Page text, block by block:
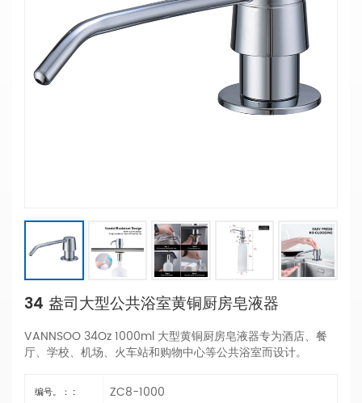
34 盎司大型公共浴室黄铜厨房皂液器
VANNSOO 34Oz 1000ml 大型黄铜厨房皂液器专为酒店、餐
厅、学校、机场、火车站和购物中心等公共浴室而设计。
编号。： : ZC8-1000